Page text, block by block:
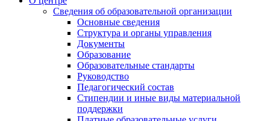
Сведения об образовательной организации
Основные сведения
Структура и органы управления
Документы
Образование
Образовательные стандарты
Руководство
Педагогический состав
Стипендии и иные виды материальной
поддержки